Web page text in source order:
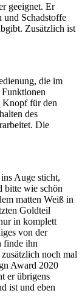
geeignet. Er
und Schadstoffe
Zusätzlich ist
die im
Knopf für den
des
Die
Auge sticht,
bitte wie schön
matten Weiß in
Goldteil
in komplett
von der
finde ihn
noch mal
Award 2020
er übrigens
ist und eben